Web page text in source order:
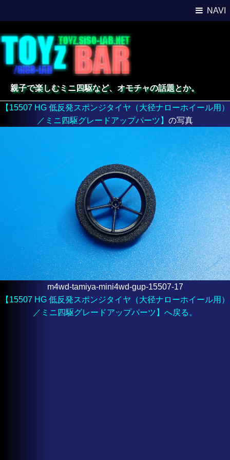
NAVI
親子で楽しむミニ四駆など、オモチャの話題とか。
【15507 HG 低反発スポンジタイヤ（大径ナローホイール用）
／ミニ四駆グレードアップパーツ】 の写真
m4wd-tamiya-mini4wd-gup-15507-17
【15507 HG 低反発スポンジタイヤ（大径ナローホイール用）
／ミニ四駆グレードアップパーツ】へ戻る。